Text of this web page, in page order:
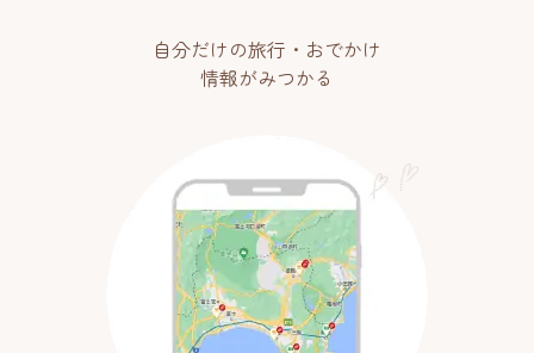
自分だけの旅行・おでかけ
情報がみつかる